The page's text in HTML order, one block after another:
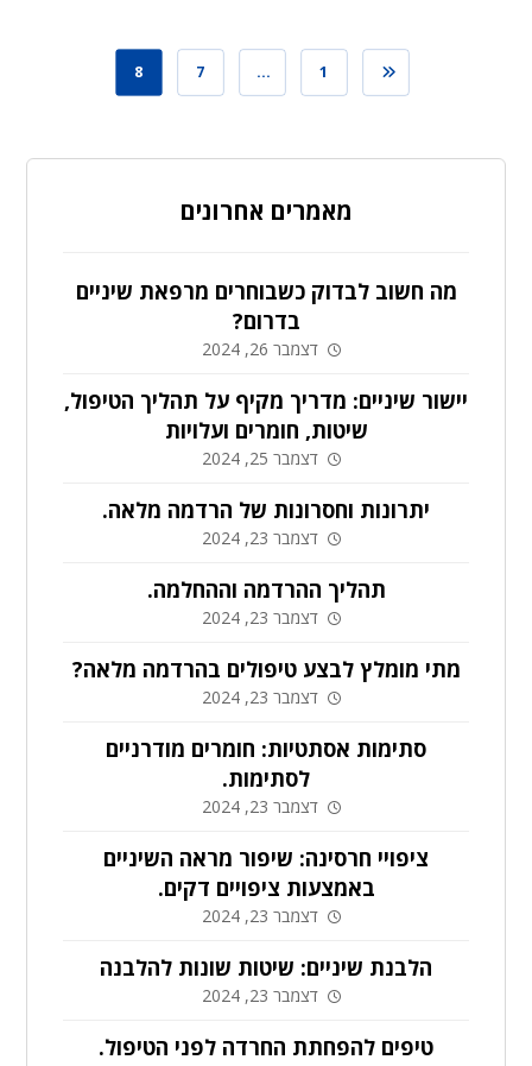
1
…
7
8
מאמרים אחרונים
מה חשוב לבדוק כשבוחרים מרפאת שיניים
בדרום?
דצמבר 26, 2024
יישור שיניים: מדריך מקיף על תהליך הטיפול,
שיטות, חומרים ועלויות
דצמבר 25, 2024
יתרונות וחסרונות של הרדמה מלאה.
דצמבר 23, 2024
תהליך ההרדמה וההחלמה.
דצמבר 23, 2024
מתי מומלץ לבצע טיפולים בהרדמה מלאה?
דצמבר 23, 2024
סתימות אסתטיות: חומרים מודרניים
לסתימות.
דצמבר 23, 2024
ציפויי חרסינה: שיפור מראה השיניים
באמצעות ציפויים דקים.
דצמבר 23, 2024
הלבנת שיניים: שיטות שונות להלבנה
דצמבר 23, 2024
טיפים להפחתת החרדה לפני הטיפול.